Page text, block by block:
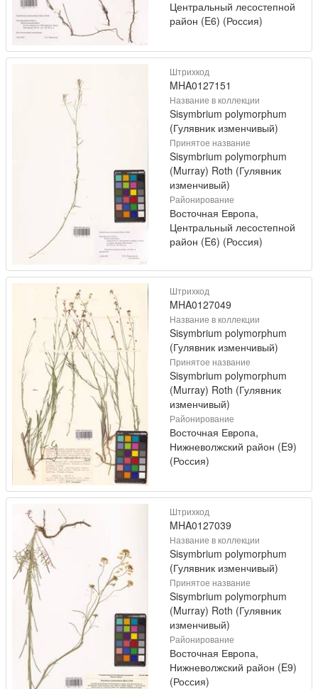
Центральный лесостепной
район (E6) (Россия)
Штрихкод
MHA0127151
Название в коллекции
Sisymbrium polymorphum
(Гулявник изменчивый)
Принятое название
Sisymbrium polymorphum
(Murray) Roth (Гулявник
изменчивый)
Районирование
Восточная Европа,
Центральный лесостепной
район (E6) (Россия)
Штрихкод
MHA0127049
Название в коллекции
Sisymbrium polymorphum
(Гулявник изменчивый)
Принятое название
Sisymbrium polymorphum
(Murray) Roth (Гулявник
изменчивый)
Районирование
Восточная Европа,
Нижневолжский район (E9)
(Россия)
Штрихкод
MHA0127039
Название в коллекции
Sisymbrium polymorphum
(Гулявник изменчивый)
Принятое название
Sisymbrium polymorphum
(Murray) Roth (Гулявник
изменчивый)
Районирование
Восточная Европа,
Нижневолжский район (E9)
(Россия)